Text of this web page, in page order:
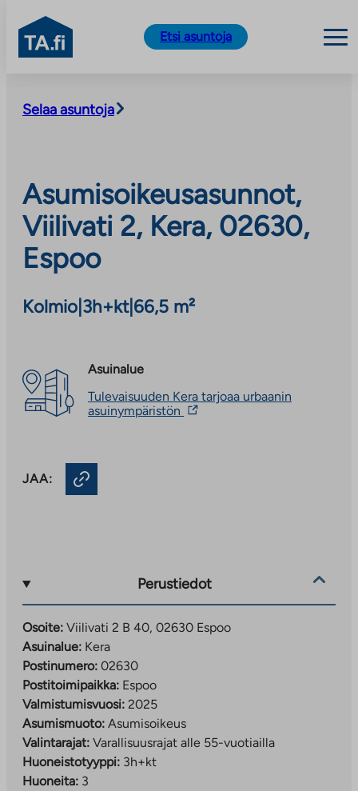
sisältöön
TA.fi
Etsi asuntoja
Selaa asuntoja
Asumisoikeusasunnot,
Viilivati 2, Kera, 02630,
Espoo
Kolmio 3h+kt| 66,5 m²
Asuinalue
Tulevaisuuden Kera tarjoaa urbaanin
asuinympäristön Linkki
JAA:
Perustiedot
Osoite: Viilivati 2 B 40, 02630 Espoo
Asuinalue: Kera
Postinumero: 02630
Postitoimipaikka: Espoo
Valmistumisvuosi: 2025
Asumismuoto: Asumisoikeus
Valintarajat: Varallisuusrajat alle 55-vuotiailla
Huoneistotyyppi: 3h+kt
Huoneita: 3